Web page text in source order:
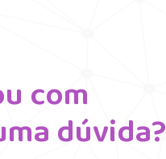
com
dúvida?